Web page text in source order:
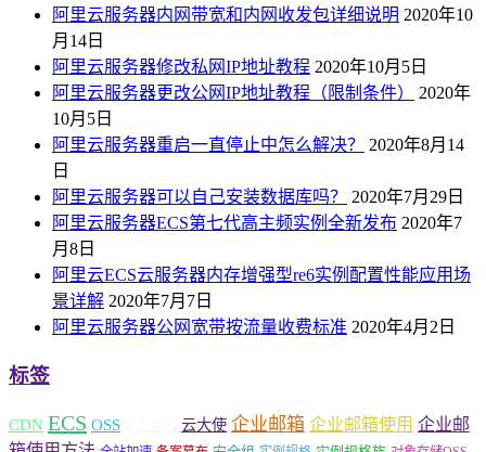
阿里云服务器内网带宽和内网收发包详细说明 2020年10
月14日
阿里云服务器修改私网IP地址教程 2020年10月5日
阿里云服务器更改公网IP地址教程（限制条件）
2020年
10月5日
阿里云服务器重启一直停止中怎么解决？
2020年8月14
日
阿里云服务器可以自己安装数据库吗？
2020年7月29日
阿里云服务器ECS第七代高主频实例全新发布 2020年7
月8日
阿里云ECS云服务器内存增强型re6实例配置性能应用场
景详解 2020年7月7日
阿里云服务器公网宽带按流量收费标准 2020年4月2日
标签
CDN ECS OSS 云大使 企业邮箱 企业邮箱使用 企业邮